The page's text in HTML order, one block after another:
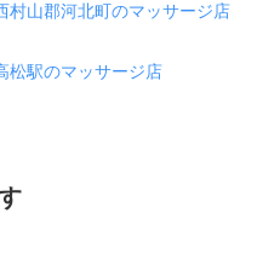
村山郡河北町のマッサージ店
松駅のマッサージ店